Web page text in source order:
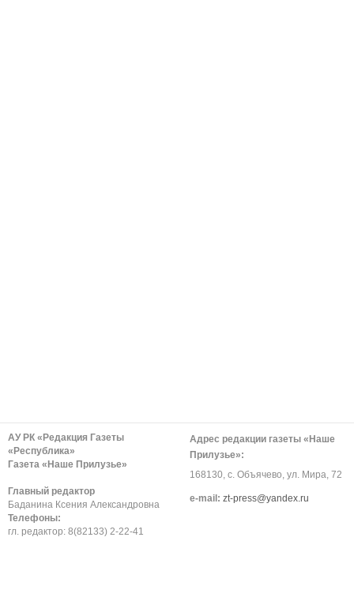
АУ РК «Редакция Газеты
«Республика»
Газета «Наше Прилузье»
Главный редактор
Баданина Ксения Александровна
Телефоны:
гл. редактор: 8(82133) 2-22-41
Адрес редакции газеты «Наше
Прилузье»:
168130, с. Объячево, ул. Мира, 72
е-mail: zt-press@yandex.ru